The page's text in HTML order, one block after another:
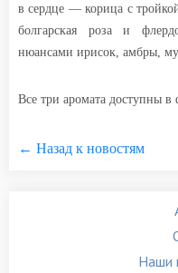
в сердце — корица с
болгарская роза и
нюансами ирисок, амбры,
Все три аромата доступны
← Назад к новостям
Наши